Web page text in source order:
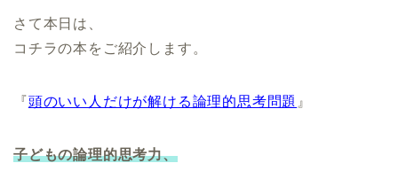
さて本日は、
コチラの本をご紹介します。
『頭のいい人だけが解ける論理的思考問題 』
子どもの論理的思考力、